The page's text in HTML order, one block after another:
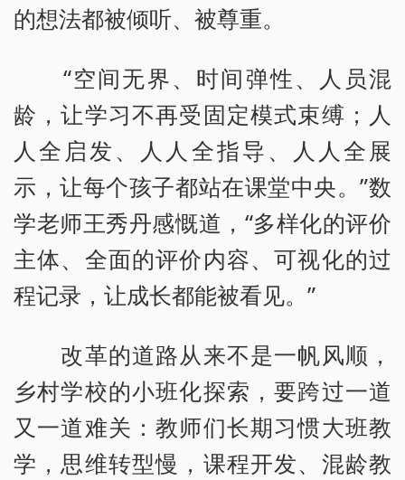
的想法都被倾听、被尊重。
“空间无界、时间弹性、人员混
龄，让学习不再受固定模式束缚；人
人全启发、人人全指导、人人全展
示，让每个孩子都站在课堂中央。”数
学老师王秀丹感慨道，“多样化的评价
主体、全面的评价内容、可视化的过
程记录，让成长都能被看见。”
改革的道路从来不是一帆风顺，
乡村学校的小班化探索，要跨过一道
又一道难关：教师们长期习惯大班教
学，思维转型慢，课程开发、混龄教